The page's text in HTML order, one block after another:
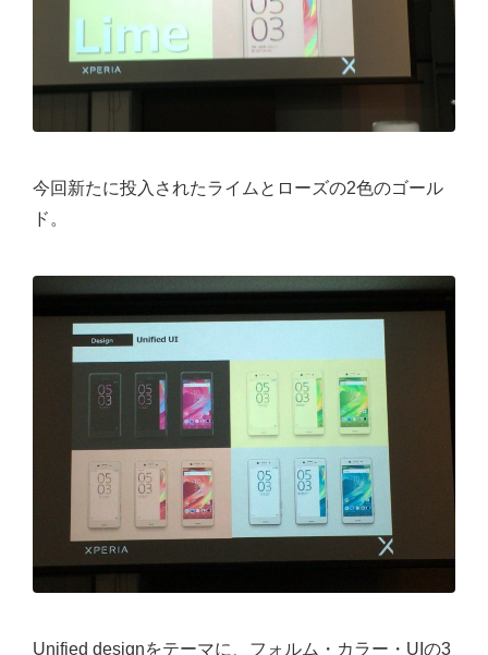
今回新たに投入されたライムとローズの2色のゴール
ド。
Unified designをテーマに、フォルム・カラー・UIの3